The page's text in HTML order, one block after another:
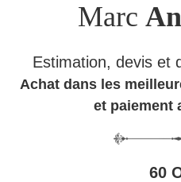
Marc
Estimation, devis et
Achat dans les
et paiement
60